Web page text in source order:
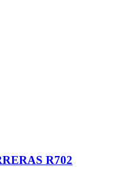
R702